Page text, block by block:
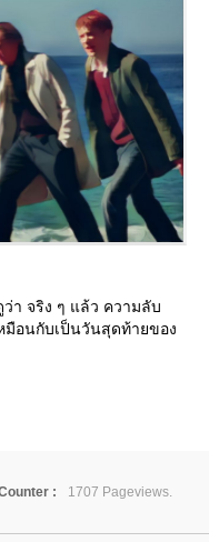
า จริง ๆ แล้ว ความลับ
อนกับเป็นวันสุดท้ายของ
:
1707 Pageviews.